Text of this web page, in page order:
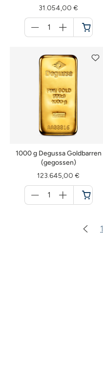
31.054,00 €
für
Warenkorb
1000 g Degussa Goldbarren
(gegossen)
123.645,00 €
für
Warenkorb
1